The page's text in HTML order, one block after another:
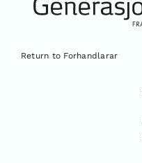
Return to Forhandlarar